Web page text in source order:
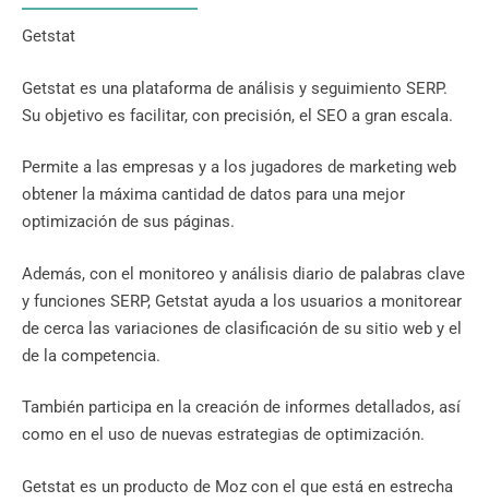
Getstat
Getstat es una plataforma de análisis y seguimiento SERP.
Su objetivo es facilitar, con precisión, el SEO a gran escala.
Permite a las empresas y a los jugadores de marketing web
obtener la máxima cantidad de datos para una mejor
optimización de sus páginas.
Además, con el monitoreo y análisis diario de palabras clave
y funciones SERP, Getstat ayuda a los usuarios a monitorear
de cerca las variaciones de clasificación de su sitio web y el
de la competencia.
También participa en la creación de informes detallados, así
como en el uso de nuevas estrategias de optimización.
Getstat es un producto de Moz con el que está en estrecha